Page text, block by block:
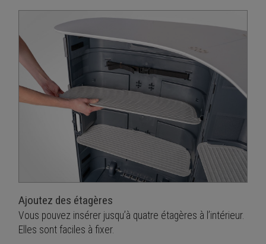
Ajoutez des étagères
Vous pouvez insérer jusqu’à quatre étagères à l’intérieur.
Elles sont faciles à fixer.